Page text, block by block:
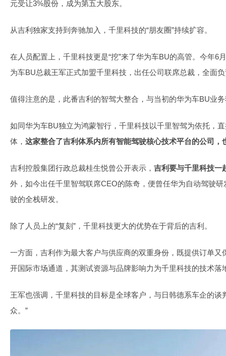
元受让3%股份，成为第五大股东。
从吉利独家支持到奔驰加入，千里科技的“朋友圈”持续扩容。
在人员配置上，千里科技更是“挖”来了华为车BU的高管。今年6
为车BU总裁王军正式加盟千里科技，出任公司联席总裁，全面
值得注意的是，此番吉利的智驾大整合，与当初的华为车BU业
如同华为车BU独立为鸿蒙智行，千里科技以千里智驾为依托，
体， 这家整合了吉利体系内所有智能驾驶核心技术平台的公司，
吉利控股集团行政总裁桂生悦曾公开表示， 吉利要与千里科技一
外，如今出任千里智驾联席CEO的陈奇，便曾任华为自动驾驶
驶的全栈研发。
除了人员上的“复刻”，千里科技更大的优势在于背后的吉利。
一方面，吉利作为最大客户与供应商的双重身份，既提供订单
开国际市场通道，其测试资源与品牌影响力为千里科技的技术落
王军也强调，千里科技的目标是全球客户，与日韩德系车企的谈
众。”